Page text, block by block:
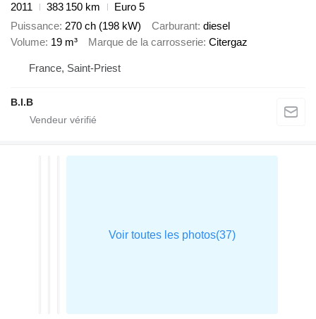
2011
383 150 km
Euro 5
Puissance 270 ch (198 kW) Carburant diesel
Volume 19 m³ Marque de la carrosserie Citergaz
France, Saint-Priest
B.I.B